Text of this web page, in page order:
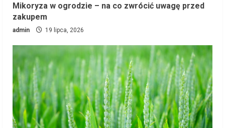
Mikoryza w ogrodzie – na co zwrócić uwagę przed
zakupem
admin 19 lipca, 2026